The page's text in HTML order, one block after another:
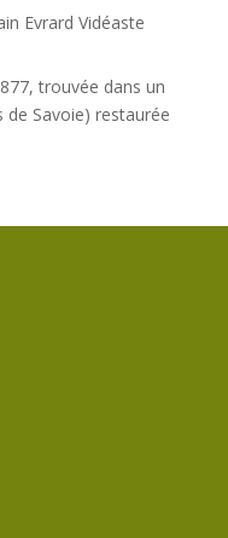
Evrard Vidéaste
trouvée dans un
de Savoie) restaurée